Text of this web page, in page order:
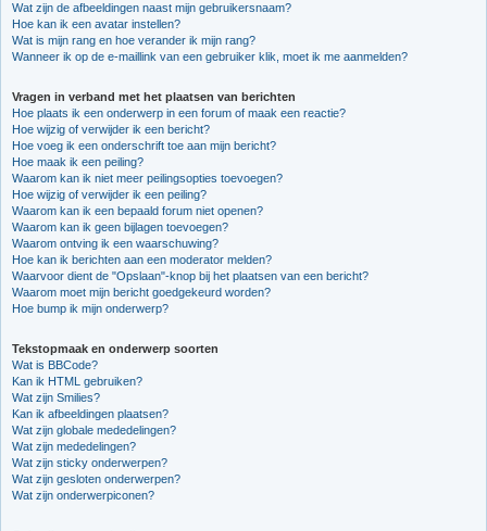
Wat zijn de afbeeldingen naast mijn gebruikersnaam?
Hoe kan ik een avatar instellen?
Wat is mijn rang en hoe verander ik mijn rang?
Wanneer ik op de e-maillink van een gebruiker klik, moet ik me aanmelden?
Vragen in verband met het plaatsen van berichten
Hoe plaats ik een onderwerp in een forum of maak een reactie?
Hoe wijzig of verwijder ik een bericht?
Hoe voeg ik een onderschrift toe aan mijn bericht?
Hoe maak ik een peiling?
Waarom kan ik niet meer peilingsopties toevoegen?
Hoe wijzig of verwijder ik een peiling?
Waarom kan ik een bepaald forum niet openen?
Waarom kan ik geen bijlagen toevoegen?
Waarom ontving ik een waarschuwing?
Hoe kan ik berichten aan een moderator melden?
Waarvoor dient de "Opslaan"-knop bij het plaatsen van een bericht?
Waarom moet mijn bericht goedgekeurd worden?
Hoe bump ik mijn onderwerp?
Tekstopmaak en onderwerp soorten
Wat is BBCode?
Kan ik HTML gebruiken?
Wat zijn Smilies?
Kan ik afbeeldingen plaatsen?
Wat zijn globale mededelingen?
Wat zijn mededelingen?
Wat zijn sticky onderwerpen?
Wat zijn gesloten onderwerpen?
Wat zijn onderwerpiconen?